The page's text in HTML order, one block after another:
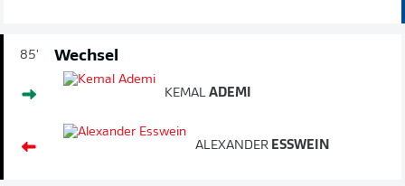
85' Wechsel
KEMAL ADEMI
ALEXANDER ESSWEIN